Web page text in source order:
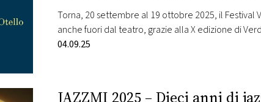
Torna, 20 settembre al 19 ottobre 2025, il Festival
anche fuori dal teatro, grazie alla X edizione di
piazze, nei parchi e nelle strade, animando i cortili
04.09.25
JAZZMI 2025 – Dieci anni di